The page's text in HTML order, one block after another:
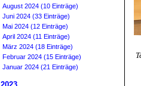
August 2024 (10 Einträge)
Juni 2024 (33 Einträge)
Mai 2024 (12 Einträge)
April 2024 (11 Einträge)
März 2024 (18 Einträge)
Februar 2024 (15 Einträge)
Januar 2024 (21 Einträge)